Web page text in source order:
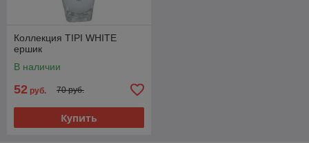
Коллекция TIPI WHITE
ершик
В наличии
52 руб. 70 руб.
Купить